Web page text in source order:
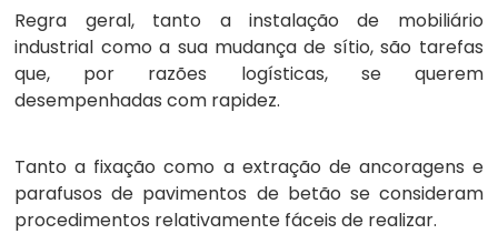
Regra geral, tanto a instalação de mobiliário
industrial como a sua mudança de sítio, são tarefas
que, por razões logísticas, se querem
desempenhadas com rapidez.
Tanto a fixação como a extração de ancoragens e
parafusos de pavimentos de betão se consideram
procedimentos relativamente fáceis de realizar.